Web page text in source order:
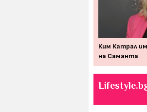
Ким Катрал
на Саманта